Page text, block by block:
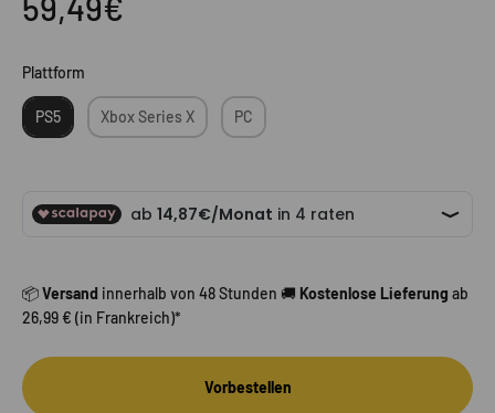
Plattform
PS5 Xbox Series X PC
📦Versand innerhalb von 48 Stunden 🚚 Kostenlose Lieferung ab
26,99 € (in Frankreich)*
Vorbestellen